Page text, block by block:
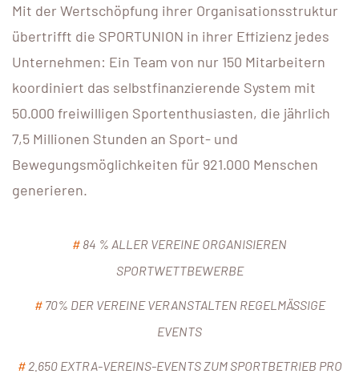
Mit der Wertschöpfung ihrer Organisationsstruktur
übertrifft die SPORTUNION in ihrer Effizienz jedes
Unternehmen: Ein Team von nur 150 Mitarbeitern
koordiniert das selbstfinanzierende System mit
50.000 freiwilligen Sportenthusiasten, die jährlich
7,5 Millionen Stunden an Sport- und
Bewegungsmöglichkeiten für 921.000 Menschen
generieren.
# 84 % ALLER VEREINE ORGANISIEREN
SPORTWETTBEWERBE
#70% DER VEREINE VERANSTALTEN REGELMÄSSIGE
EVENTS
#2.650 EXTRA-VEREINS-EVENTS ZUM SPORTBETRIEB PRO